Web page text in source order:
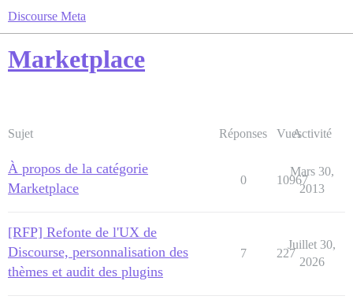
Discourse Meta
Marketplace
Sujet Réponses VuesActivité
À propos de la catégorie
Marketplace
0 10967
Mars 30,
2013
[RFP] Refonte de l'UX de
Discourse, personnalisation des
thèmes et audit des plugins
7 227
Juillet 30,
2026